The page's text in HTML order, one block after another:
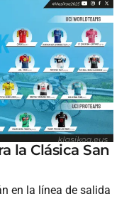
la Clásica San
en la línea de salida